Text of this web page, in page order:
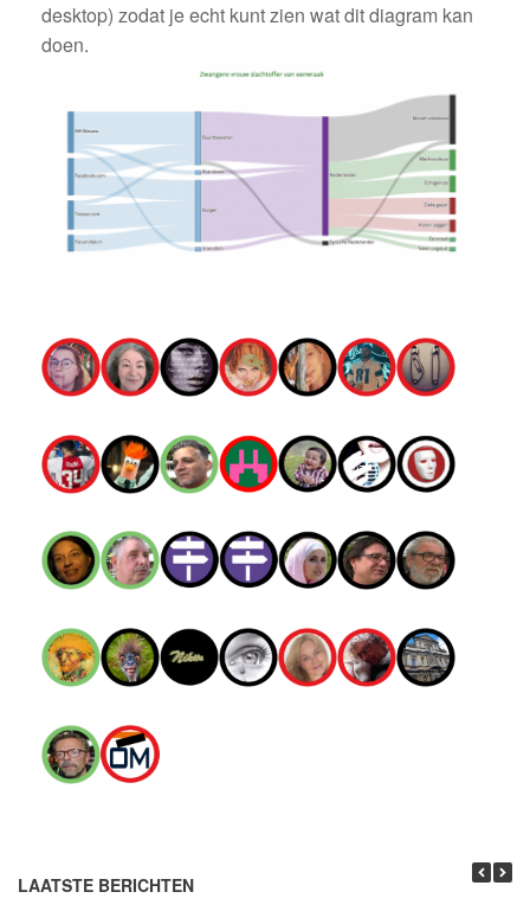
desktop) zodat je echt kunt zien wat dit diagram kan
doen.
LAATSTE BERICHTEN